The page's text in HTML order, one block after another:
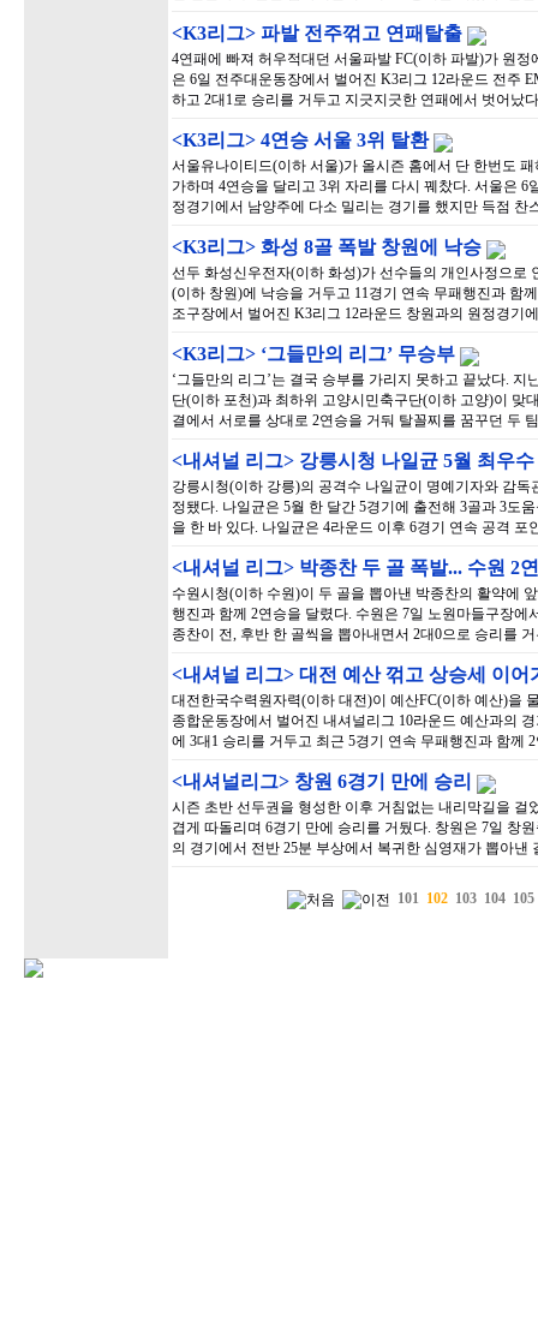
<K3리그> 파발 전주꺾고 연패탈출
4연패에 빠져 허우적대던 서울파발 FC(이하 파발)가 원
은 6일 전주대운동장에서 벌어진 K3리그 12라운드 전주
하고 2대1로 승리를 거두고 지긋지긋한 연패에서 벗어났
<K3리그> 4연승 서울 3위 탈환
서울유나이티드(이하 서울)가 올시즌 홈에서 단 한번도
가하며 4연승을 달리고 3위 자리를 다시 꿰찼다. 서울은
정경기에서 남양주에 다소 밀리는 경기를 했지만 득점
<K3리그> 화성 8골 폭발 창원에 낙승
선두 화성신우전자(이하 화성)가 선수들의 개인사정으로
(이하 창원)에 낙승을 거두고 11경기 연속 무패행진과 함
조구장에서 벌어진 K3리그 12라운드 창원과의 원정경
<K3리그> ‘그들만의 리그’ 무승부
‘그들만의 리그’는 결국 승부를 가리지 못하고 끝났다.
단(이하 포천)과 최하위 고양시민축구단(이하 고양)이 맞
결에서 서로를 상대로 2연승을 거둬 탈꼴찌를 꿈꾸던 두
<내셔널 리그> 강릉시청 나일균 5월 최우
강릉시청(이하 강릉)의 공격수 나일균이 명예기자와 감
정됐다. 나일균은 5월 한 달간 5경기에 출전해 3골과 3도
을 한 바 있다. 나일균은 4라운드 이후 6경기 연속 공격
<내셔널 리그> 박종찬 두 골 폭발... 수원 2
수원시청(이하 수원)이 두 골을 뽑아낸 박종찬의 활약에
행진과 함께 2연승을 달렸다. 수원은 7일 노원마들구장
종찬이 전, 후반 한 골씩을 뽑아내면서 2대0으로 승리를
<내셔널 리그> 대전 예산 꺾고 상승세 이어
대전한국수력원자력(이하 대전)이 예산FC(이하 예산)을
종합운동장에서 벌어진 내셔널리그 10라운드 예산과의
에 3대1 승리를 거두고 최근 5경기 연속 무패행진과 함께
<내셔널리그> 창원 6경기 만에 승리
시즌 초반 선두권을 형성한 이후 거침없는 내리막길을
겹게 따돌리며 6경기 만에 승리를 거뒀다. 창원은 7일 창
의 경기에서 전반 25분 부상에서 복귀한 심영재가 뽑아
101 102 103 104 105